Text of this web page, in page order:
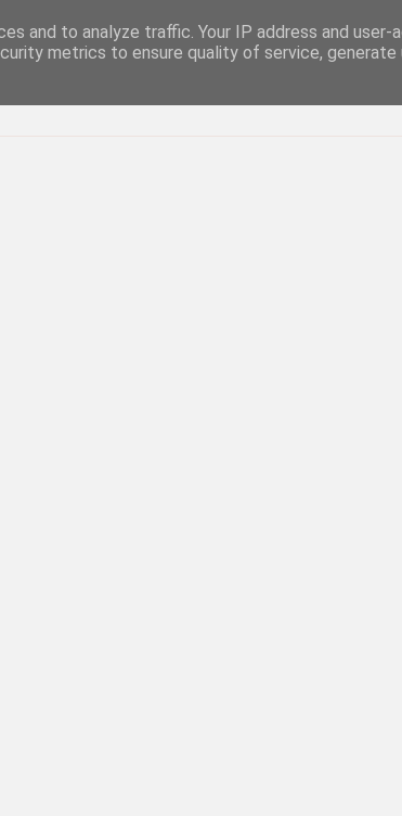
and to analyze traffic. Your IP address and user-
metrics to ensure quality of service, generate